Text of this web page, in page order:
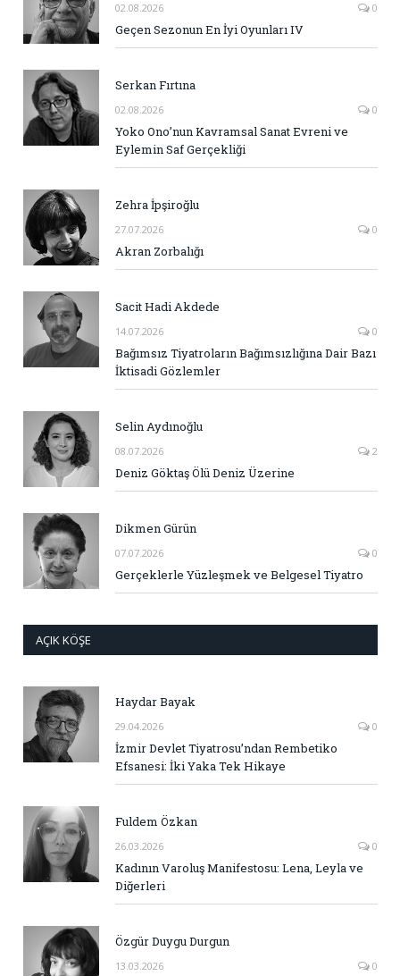
02.08.2026 0
Geçen Sezonun En İyi Oyunları IV
Serkan Fırtına
02.08.2026 0
Yoko Ono’nun Kavramsal Sanat Evreni ve
Eylemin Saf Gerçekliği
Zehra İpşiroğlu
27.07.2026 0
Akran Zorbalığı
Sacit Hadi Akdede
14.07.2026 0
Bağımsız Tiyatroların Bağımsızlığına Dair Bazı
İktisadi Gözlemler
Selin Aydınoğlu
08.07.2026 2
Deniz Göktaş Ölü Deniz Üzerine
Dikmen Gürün
07.07.2026 0
Gerçeklerle Yüzleşmek ve Belgesel Tiyatro
AÇIK KÖŞE
Haydar Bayak
29.04.2026 0
İzmir Devlet Tiyatrosu’ndan Rembetiko
Efsanesi: İki Yaka Tek Hikaye
Fuldem Özkan
26.03.2026 0
Kadının Varoluş Manifestosu: Lena, Leyla ve
Diğerleri
Özgür Duygu Durgun
13.03.2026 0